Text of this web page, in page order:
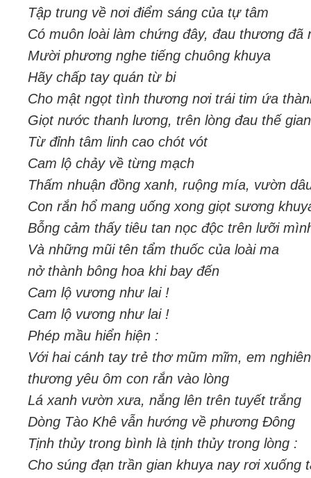
Tập trung về nơi điểm sáng của tự tâm
Có muôn loài làm chứng đây, đau thương đã
Mười phương nghe tiếng chuông khuya
Hãy chấp tay quán từ bi
Cho mật ngọt tình thương nơi trái tim ứa
Giọt nước thanh lương, trên lòng đau thế
Từ đỉnh tâm linh cao chót vót
Cam lộ chảy về từng mạch
Thấm nhuận đồng xanh, ruộng mía, vườn
Con rắn hổ mang uống xong giọt sương
Bỗng cảm thấy tiêu tan nọc độc trên lưỡi
Và những mũi tên tẩm thuốc của loài ma
nở thành bông hoa khi bay đến
Cam lộ vương như lai !
Cam lộ vương như lai !
Phép mầu hiển hiện :
Với hai cánh tay trẻ thơ mũm mĩm, em
thương yêu ôm con rắn vào lòng
Lá xanh vườn xưa, nắng lên trên tuyết trắng
Dòng Tào Khê vẫn hướng về phương Đông
Tịnh thủy trong bình là tịnh thủy trong lòng :
Cho súng đạn trần gian khuya nay rơi xuống